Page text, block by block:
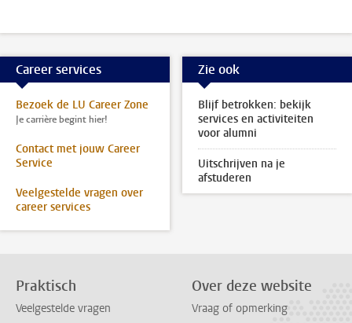
Career services
Bezoek de LU Career Zone
Je carrière begint hier!
Contact met jouw Career
Service
Veelgestelde vragen over
career services
Zie ook
Blijf betrokken: bekijk
services en activiteiten
voor alumni
Uitschrijven na je
afstuderen
Praktisch
Veelgestelde vragen
Over deze website
Vraag of opmerking